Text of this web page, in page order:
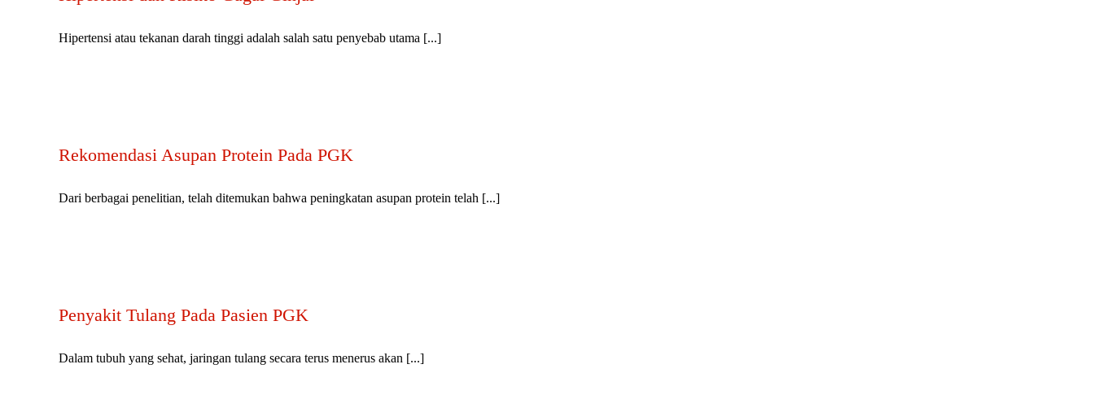
Hipertensi atau tekanan darah tinggi adalah salah satu penyebab utama [...]
Rekomendasi Asupan Protein Pada PGK
Dari berbagai penelitian, telah ditemukan bahwa peningkatan asupan protein telah [...]
Penyakit Tulang Pada Pasien PGK
Dalam tubuh yang sehat, jaringan tulang secara terus menerus akan [...]